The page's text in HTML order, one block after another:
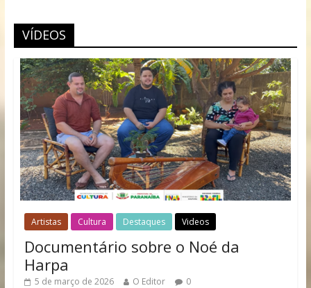
VÍDEOS
Artistas Cultura Destaques Videos
Documentário sobre o Noé da
Harpa
5 de março de 2026 O Editor 0